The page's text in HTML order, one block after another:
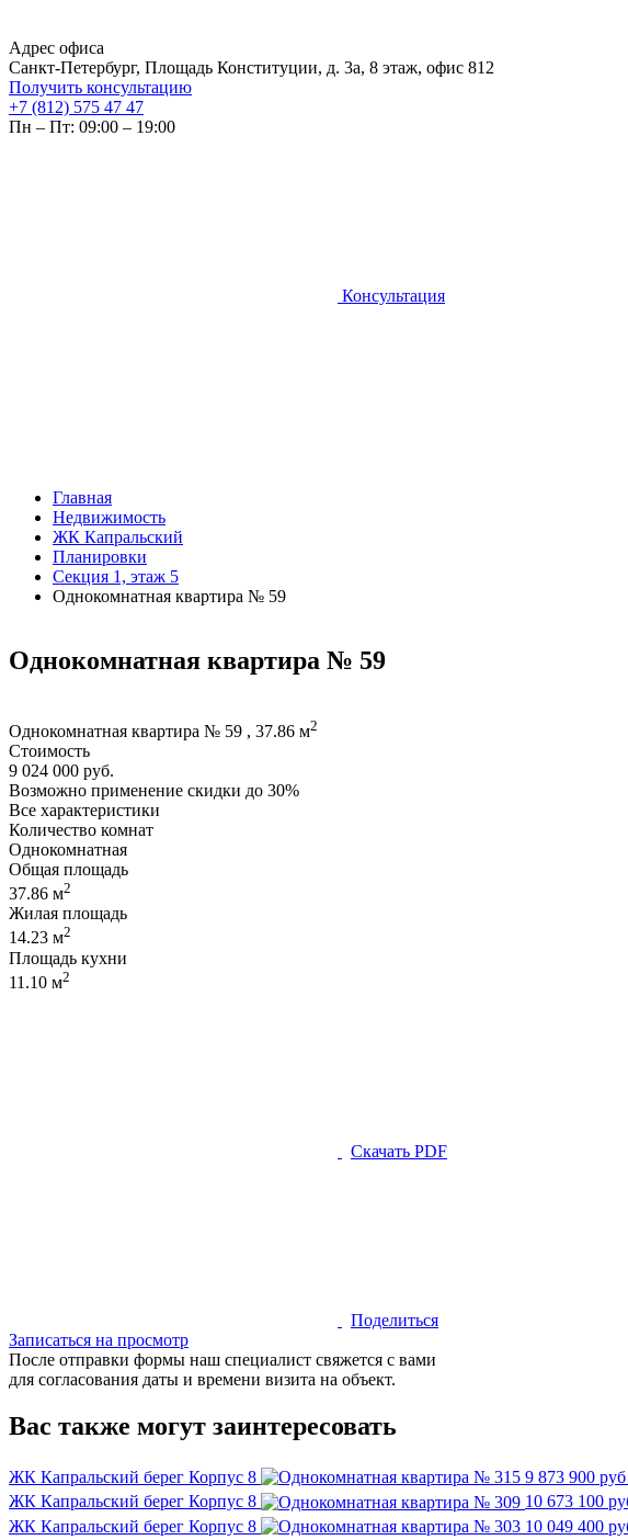
Адрес офиса
Санкт-Петербург, Площадь Конституции, д. 3а, 8 этаж, офис 812
Получить консультацию
+7 (812) 575 47 47
Пн – Пт: 09:00 – 19:00
Консультация
Главная
Недвижимость
ЖК Капральский
Планировки
Секция 1, этаж 5
Однокомнатная квартира № 59
Однокомнатная квартира № 59
Однокомнатная квартира № 59 , 37.86 м2
Стоимость
9 024 000 руб.
Возможно применение скидки до 30%
Все характеристики
Количество комнат
Однокомнатная
Общая площадь
37.86 м2
Жилая площадь
14.23 м2
Площадь кухни
11.10 м2
Скачать PDF
Поделиться
Записаться на просмотр
После отправки формы наш специалист свяжется с вами
для согласования даты и времени визита на объект.
Вас также могут заинтересовать
ЖК Капральский берег Корпус 8 9 873 900 руб
ЖК Капральский берег Корпус 8 10 673 100
ЖК Капральский берег Корпус 8 10 049 400